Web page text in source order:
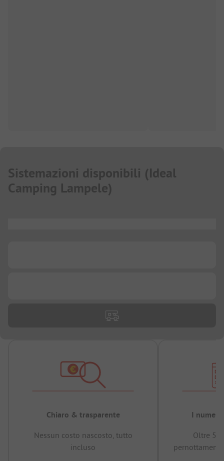
Sistemazioni disponibili (Ideal
Camping Lampele)
Chiaro & trasparente
Nessun costo nascosto, tutto
incluso
I numeri
Oltre